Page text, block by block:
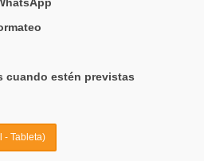
cuando estén previstas
- Tableta)